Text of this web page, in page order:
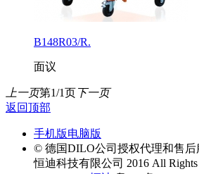
B148R03/R.
面议
上一页第1/1页下一页
返回顶部
手机版电脑版
© 德国DILO公司授权代理和售后
恒迪科技有限公司 2016 All Rights